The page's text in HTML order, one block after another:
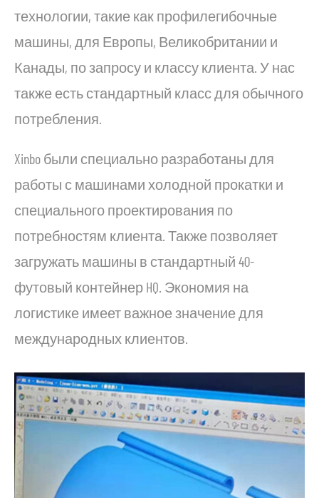
технологии, такие как профилегибочные
машины, для Европы, Великобритании и
Канады, по запросу и классу клиента. У нас
также есть стандартный класс для обычного
потребления.
Xinbo были специально разработаны для
работы с машинами холодной прокатки и
специального проектирования по
потребностям клиента. Также позволяет
загружать машины в стандартный 40-
футовый контейнер HQ. Экономия на
логистике имеет важное значение для
международных клиентов.